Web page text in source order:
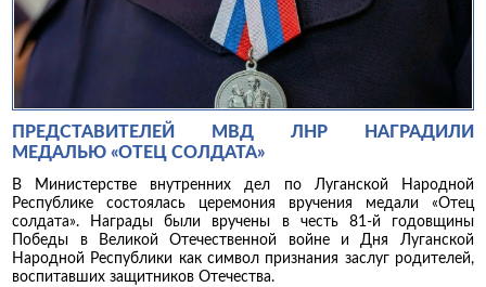
ПРЕДСТАВИТЕЛЕЙ МВД ЛНР НАГРАДИЛИ
МЕДАЛЬЮ «ОТЕЦ СОЛДАТА»
В Министерстве внутренних дел по Луганской Народной
Республике состоялась церемония вручения медали «Отец
солдата». Награды были вручены в честь 81-й годовщины
Победы в Великой Отечественной войне и Дня Луганской
Народной Республики как символ признания заслуг родителей,
воспитавших защитников Отечества.